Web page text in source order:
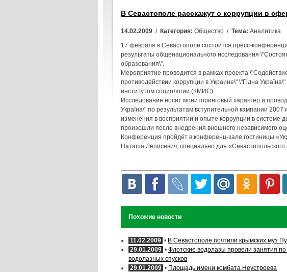
В Севастополе расскажут о коррупции в
14.02.2009 / Категория: Общество / Тема: Аналитика
17 февраля в Севастополе состоится пресс-
результаты общенационального исследования
образования\".
Мероприятие проводится в рамках проекта
противодействии коррупции в Украине\" \"Гідна
институтом социологии (КМИС).
Исследование носит мониторинговый характер и
Україна\" по результатам вступительной кампании
изменения в восприятии и опыте коррупции в системе
произошли после внедрения внешнего независимого
Конференция пройдёт в конференц-зале гостиницы
Наташа Леписевич, специально для
Похожие новости
11.02.2009 • В Севастополе почтили крымских муз
29.01.2009 • Флотские водолазы провели занятия
водолазных спусков
29.01.2009 • Площадь имени комбата Неустроева